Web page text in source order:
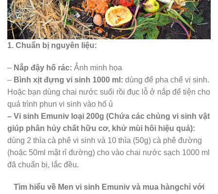
1. Chuẩn bị nguyên liệu:
– Nắp đậy hố rác: Ảnh minh họa
– Bình xịt đựng vi sinh 1000 ml: dùng để pha chế vi sinh.
Hoặc bạn dùng chai nước suối rồi đục lỗ ở nắp để tiện cho
quá trình phun vi sinh vào hố ủ
– Vi sinh Emuniv loại 200g (Chứa các chủng vi sinh vật
giúp phân hủy chất hữu cơ, khử mùi hôi hiệu quả):
dùng 2 thìa cà phê vi sinh và 10 thìa (50g) cà phê đường
(hoặc 50ml mật rỉ đường) cho vào chai nước sạch 1000 ml
đã chuẩn bị, lắc đều.
Tìm hiểu về Men vi sinh Emuniv và mua hàngchỉ với